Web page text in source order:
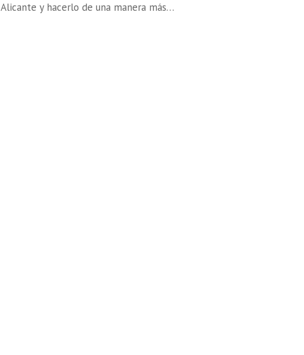
Alicante y hacerlo de una manera más…